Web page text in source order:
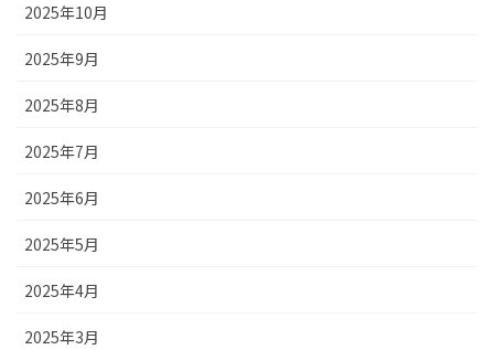
2025年10月
2025年9月
2025年8月
2025年7月
2025年6月
2025年5月
2025年4月
2025年3月